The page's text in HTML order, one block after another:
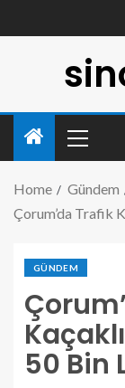
Home
Gündem
Çorum’da Trafik
GÜNDEM
50 Bin